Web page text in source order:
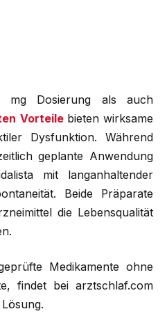
mg Dosierung als auch
Vorteilebieten wirksame
Dysfunktion. Während
geplante Anwendung
mit langanhaltender
Beide Präparate
die Lebensqualität
Medikamente ohne
findet bei arztschlaf.com